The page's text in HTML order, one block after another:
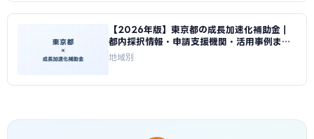
【2026年版】東京都の成長加速化補助金｜
都内採択情報・申請支援機関・活用事例まと
め｜成長加速化補助金ナビ
地域別